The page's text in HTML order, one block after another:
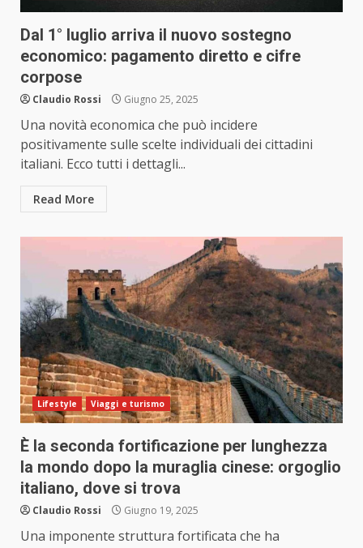
Dal 1° luglio arriva il nuovo sostegno
economico: pagamento diretto e cifre
corpose
Claudio Rossi Giugno 25, 2025
Una novità economica che può incidere
positivamente sulle scelte individuali dei cittadini
italiani. Ecco tutti i dettagli...
Read More
Lifestyle Viaggi e turismo
È la seconda fortificazione per lunghezza
la mondo dopo la muraglia cinese: orgoglio
italiano, dove si trova
Claudio Rossi Giugno 19, 2025
Una imponente struttura fortificata che ha